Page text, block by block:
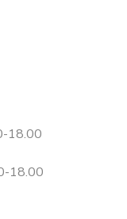
18.00